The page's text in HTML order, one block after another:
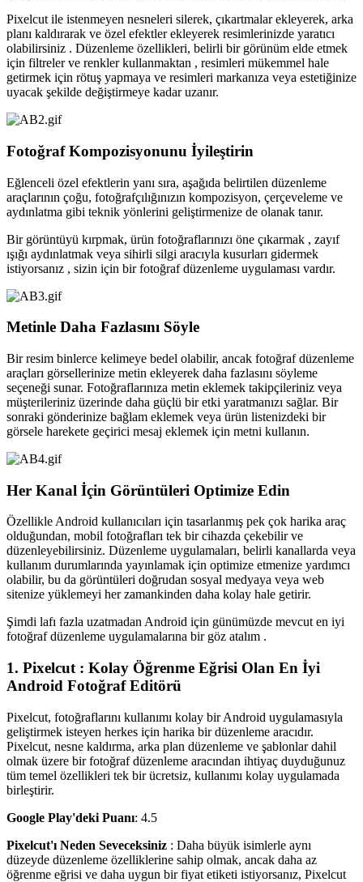
Pixelcut ile istenmeyen nesneleri silerek, çıkartmalar ekleyerek, arka
planı kaldırarak ve özel efektler ekleyerek resimlerinizde yaratıcı
olabilirsiniz . Düzenleme özellikleri, belirli bir görünüm elde etmek
için filtreler ve renkler kullanmaktan , resimleri mükemmel hale
getirmek için rötuş yapmaya ve resimleri markanıza veya estetiğinize
uyacak şekilde değiştirmeye kadar uzanır.
Fotoğraf Kompozisyonunu İyileştirin
Eğlenceli özel efektlerin yanı sıra, aşağıda belirtilen düzenleme
araçlarının çoğu, fotoğrafçılığınızın kompozisyon, çerçeveleme ve
aydınlatma gibi teknik yönlerini geliştirmenize de olanak tanır.
Bir görüntüyü kırpmak, ürün fotoğraflarınızı öne çıkarmak , zayıf
ışığı aydınlatmak veya sihirli silgi aracıyla kusurları gidermek
istiyorsanız , sizin için bir fotoğraf düzenleme uygulaması vardır.
Metinle Daha Fazlasını Söyle
Bir resim binlerce kelimeye bedel olabilir, ancak fotoğraf düzenleme
araçları görsellerinize metin ekleyerek daha fazlasını söyleme
seçeneği sunar. Fotoğraflarınıza metin eklemek takipçileriniz veya
müşterileriniz üzerinde daha güçlü bir etki yaratmanızı sağlar. Bir
sonraki gönderinize bağlam eklemek veya ürün listenizdeki bir
görsele harekete geçirici mesaj eklemek için metni kullanın.
Her Kanal İçin Görüntüleri Optimize Edin
Özellikle Android kullanıcıları için tasarlanmış pek çok harika araç
olduğundan, mobil fotoğrafları tek bir cihazda çekebilir ve
düzenleyebilirsiniz. Düzenleme uygulamaları, belirli kanallarda veya
kullanım durumlarında yayınlamak için optimize etmenize yardımcı
olabilir, bu da görüntüleri doğrudan sosyal medyaya veya web
sitenize yüklemeyi her zamankinden daha kolay hale getirir.
Şimdi lafı fazla uzatmadan Android için günümüzde mevcut en iyi
fotoğraf düzenleme uygulamalarına bir göz atalım .
1. Pixelcut : Kolay Öğrenme Eğrisi Olan En İyi
Android Fotoğraf Editörü
Pixelcut, fotoğraflarını kullanımı kolay bir Android uygulamasıyla
geliştirmek isteyen herkes için harika bir düzenleme aracıdır.
Pixelcut, nesne kaldırma, arka plan düzenleme ve şablonlar dahil
olmak üzere bir fotoğraf düzenleme aracından ihtiyaç duyduğunuz
tüm temel özellikleri tek bir ücretsiz, kullanımı kolay uygulamada
birleştirir.
Google Play'deki Puanı: 4.5
Pixelcut'ı Neden Seveceksiniz : Daha büyük isimlerle aynı
düzeyde düzenleme özelliklerine sahip olmak, ancak daha az
öğrenme eğrisi ve daha uygun bir fiyat etiketi istiyorsanız, Pixelcut